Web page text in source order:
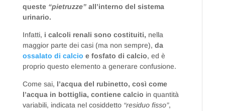
queste “pietruzze” all’interno del sistema
urinario.
Infatti, i calcoli renali sono costituiti, nella
maggior parte dei casi (ma non sempre), da
ossalato di calcio e fosfato di calcio, ed è
proprio questo elemento a generare confusione.
Come sai, l’acqua del rubinetto, così come
l’acqua in bottiglia, contiene calcio in quantità
variabili, indicata nel cosiddetto “residuo fisso”,